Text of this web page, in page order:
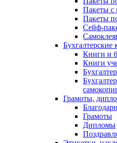
Пакеты с
Пакеты
Сейф-
Бухгалтерские
Книги и
Книги
Грамоты,
Грамоты
Дипломы